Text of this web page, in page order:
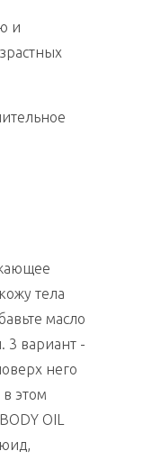
и
тела
масло
3 вариант -
него
в этом
OIL